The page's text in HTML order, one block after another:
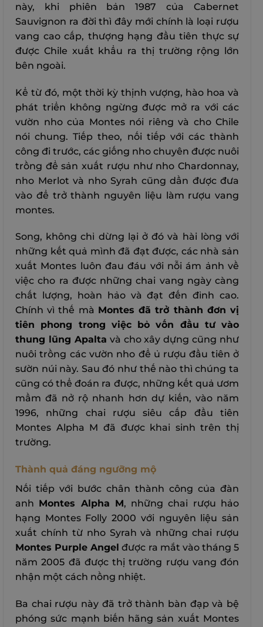
này, khi phiên bản 1987 của Cabernet
Sauvignon ra đời thì đây mới chính là loại rượu
vang cao cấp, thượng hạng đầu tiên thực sự
được Chile xuất khẩu ra thị trường rộng lớn
bên ngoài.
Kể từ đó, một thời kỳ thịnh vượng, hào hoa và
phát triển không ngừng được mở ra với các
vườn nho của Montes nói riêng và cho Chile
nói chung. Tiếp theo, nối tiếp với các thành
công đi trước, các giống nho chuyên được nuôi
trồng để sản xuất rượu như nho Chardonnay,
nho Merlot và nho Syrah cũng dần được đưa
vào để trở thành nguyên liệu làm rượu vang
montes.
Song, không chỉ dừng lại ở đó và hài lòng với
những kết quả mình đã đạt được, các nhà sản
xuất Montes luôn đau đáu với nỗi ám ảnh về
việc cho ra được những chai vang ngày càng
chất lượng, hoàn hảo và đạt đến đỉnh cao.
Chính vì thế mà Montes đã trở thành đơn vị
tiên phong trong việc bỏ vốn đầu tư vào
thung lũng Apalta và cho xây dựng cũng như
nuôi trồng các vườn nho để ủ rượu đầu tiên ở
sườn núi này. Sau đó như thế nào thì chúng ta
cũng có thể đoán ra được, những kết quả ươm
mầm đã nở rộ nhanh hơn dự kiến, vào năm
1996, những chai rượu siêu cấp đầu tiên
Montes Alpha M đã được khai sinh trên thị
trường.
Thành quả đáng ngưỡng mộ
Nối tiếp với bước chân thành công của đàn
anh Montes Alpha M, những chai rượu hảo
hạng Montes Folly 2000 với nguyên liệu sản
xuất chính từ nho Syrah và những chai rượu
Montes Purple Angel được ra mắt vào tháng 5
năm 2005 đã được thị trường rượu vang đón
nhận một cách nồng nhiệt.
Ba chai rượu này đã trở thành bàn đạp và bệ
phóng sức mạnh biến hãng sản xuất Montes